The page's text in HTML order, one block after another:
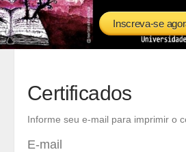
Inscreva-se
Certificados
Informe seu e-mail para imprimir o
E-mail